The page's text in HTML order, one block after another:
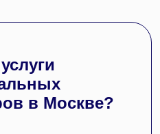
в Москве?